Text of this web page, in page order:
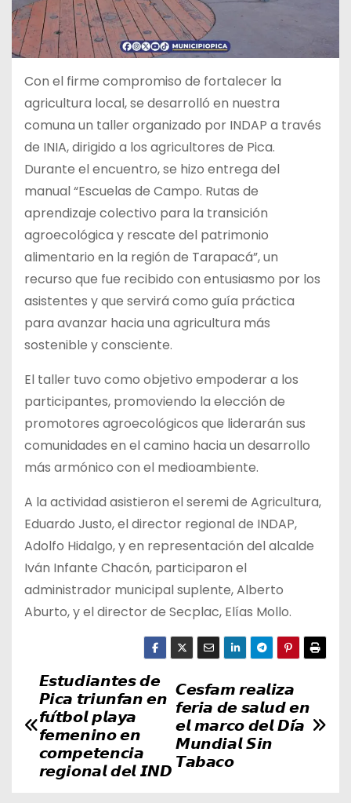
Con el firme compromiso de fortalecer la
agricultura local, se desarrolló en nuestra
comuna un taller organizado por INDAP a través
de INIA, dirigido a los agricultores de Pica.
Durante el encuentro, se hizo entrega del
manual “Escuelas de Campo. Rutas de
aprendizaje colectivo para la transición
agroecológica y rescate del patrimonio
alimentario en la región de Tarapacá”, un
recurso que fue recibido con entusiasmo por los
asistentes y que servirá como guía práctica
para avanzar hacia una agricultura más
sostenible y consciente.
El taller tuvo como objetivo empoderar a los
participantes, promoviendo la elección de
promotores agroecológicos que liderarán sus
comunidades en el camino hacia un desarrollo
más armónico con el medioambiente.
A la actividad asistieron el seremi de Agricultura,
Eduardo Justo, el director regional de INDAP,
Adolfo Hidalgo, y en representación del alcalde
Iván Infante Chacón, participaron el
administrador municipal suplente, Alberto
Aburto, y el director de Secplac, Elías Mollo.
N
a
𝘾𝙚𝙨𝙛𝙖𝙢 𝙧𝙚𝙖𝙡𝙞𝙯𝙖
𝙛𝙚𝙧𝙞𝙖 𝙙𝙚 𝙨𝙖𝙡𝙪𝙙 𝙚𝙣
𝙚𝙡 𝙢𝙖𝙧𝙘𝙤 𝙙𝙚𝙡 𝘿𝙞́𝙖
𝙈𝙪𝙣𝙙𝙞𝙖𝙡 𝙎𝙞𝙣
𝙏𝙖𝙗𝙖𝙘𝙤
𝙀𝙨𝙩𝙪𝙙𝙞𝙖𝙣𝙩𝙚𝙨 𝙙𝙚
𝙋𝙞𝙘𝙖 𝙩𝙧𝙞𝙪𝙣𝙛𝙖𝙣 𝙚𝙣
𝙛𝙪́𝙩𝙗𝙤𝙡 𝙥𝙡𝙖𝙮𝙖
𝙛𝙚𝙢𝙚𝙣𝙞𝙣𝙤 𝙚𝙣
𝙘𝙤𝙢𝙥𝙚𝙩𝙚𝙣𝙘𝙞𝙖
𝙧𝙚𝙜𝙞𝙤𝙣𝙖𝙡 𝙙𝙚𝙡 𝙄𝙉𝘿